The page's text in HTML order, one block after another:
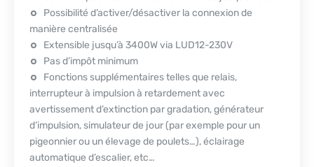
Possibilité d’activer/désactiver la connexion de
manière centralisée
Extensible jusqu’à 3400W via LUD12-230V
Pas d’impôt minimum
Fonctions supplémentaires telles que relais,
interrupteur à impulsion à retardement avec
avertissement d’extinction par gradation, générateur
d’impulsion, simulateur de jour (par exemple pour un
pigeonnier ou un élevage de poulets…), éclairage
automatique d’escalier, etc…